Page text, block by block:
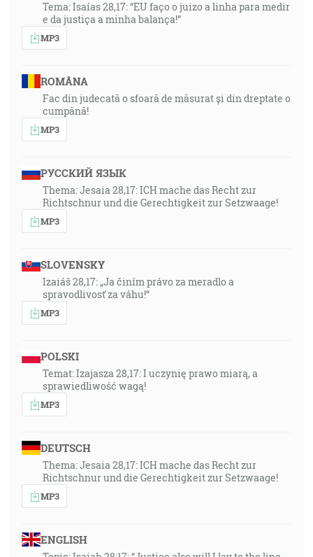
Tema: Isaías 28,17: “EU faço o juizo a linha para medir
e da justiça a minha balança!”
MP3
ROMÂNA
Fac din judecată o sfoară de măsurat și din dreptate o
cumpănă!
MP3
РУССКИЙ ЯЗЫК
Thema: Jesaia 28,17: ICH mache das Recht zur
Richtschnur und die Gerechtigkeit zur Setzwaage!
MP3
SLOVENSKY
Izaiáš 28,17: „Ja činím právo za meradlo a
spravodlivosť za váhu!“
MP3
POLSKI
Temat: Izajasza 28,17: I uczynię prawo miarą, a
sprawiedliwość wagą!
MP3
DEUTSCH
Thema: Jesaia 28,17: ICH mache das Recht zur
Richtschnur und die Gerechtigkeit zur Setzwaage!
MP3
ENGLISH